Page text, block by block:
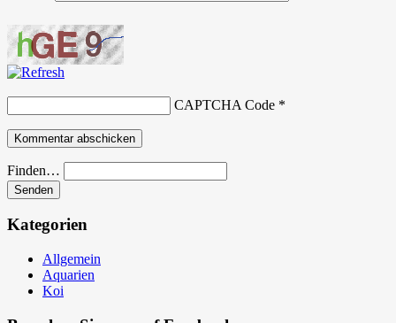
CAPTCHA Code *
Finden…
Kategorien
Allgemein
Aquarien
Koi